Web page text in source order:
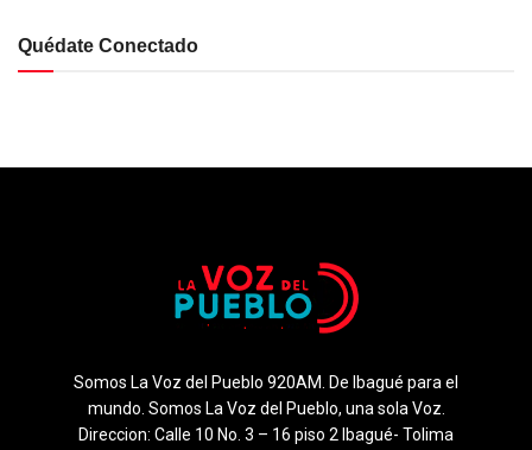
Quédate Conectado
Somos La Voz del Pueblo 920AM. De Ibagué para el
mundo. Somos La Voz del Pueblo, una sola Voz.
Direccion: Calle 10 No. 3 – 16 piso 2 Ibagué- Tolima